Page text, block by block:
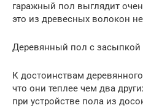
гаражный пол выглядит
это из древесных волокон
Деревянный пол с засыпкой
К достоинствам
что они теплее чем два
при устройстве пола из